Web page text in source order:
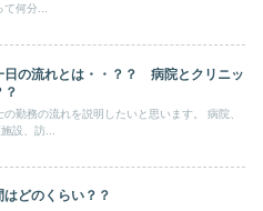
何分...
日の流れとは・・？？ 病院とクリニッ
？
勤務の流れを説明したいと思います。 病院、
設、訪...
どのくらい？？